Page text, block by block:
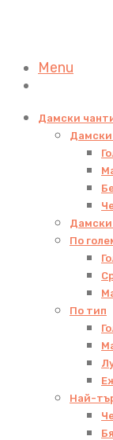
Menu
Дамски
Дамски
Дамски
По
По тип
Най-